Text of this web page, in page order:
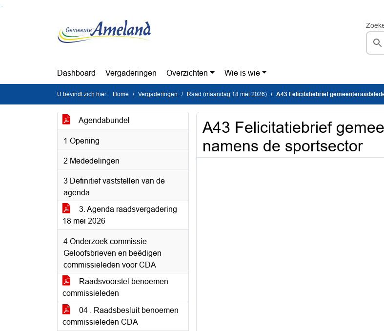
Dashboard Vergaderingen Overzichten Wie is wie
U bevindt zich hier: Home Vergaderingen Raad (maandag 18 mei 2026) A43 Felicitatiebrief
Agendabundel
1 Opening
2 Mededelingen
3 Definitief vaststellen van de
agenda
3. Agenda raadsvergadering
18 mei 2026
4 Onderzoek commissie
Geloofsbrieven en beëdigen
commissieleden voor CDA
Raadsvoorstel benoemen
commissieleden
04 . Raadsbesluit benoemen
commissieleden CDA
A43 Felicitatiebrief
namens de sportsector